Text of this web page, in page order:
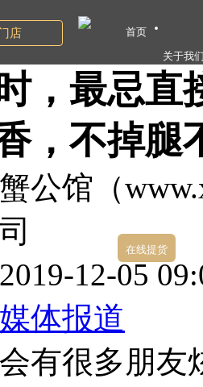
，最忌直
，不掉腿
公馆（
12-05
媒体报道
有很多朋
店
首页
关于我
在线提货